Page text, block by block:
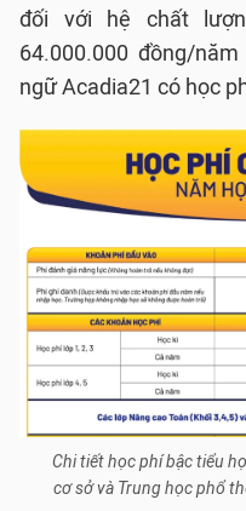
đối với hệ chất
64.000.000 đồng/
ngữ Acadia21 có học
Chi tiết học phí bậc tiểu
cơ sở và Trung học phổ